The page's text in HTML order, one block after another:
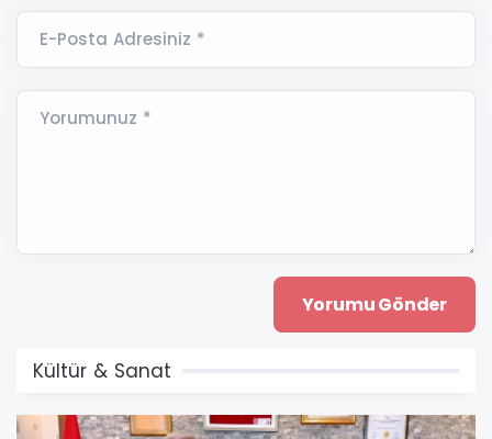
E-Posta Adresiniz *
Yorumunuz *
Kültür & Sanat